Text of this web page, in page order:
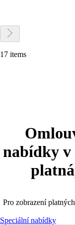
17 items
nabídky v
Pro zobrazení
Speciální nabídky